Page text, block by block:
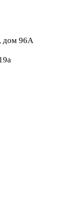
дом 96А